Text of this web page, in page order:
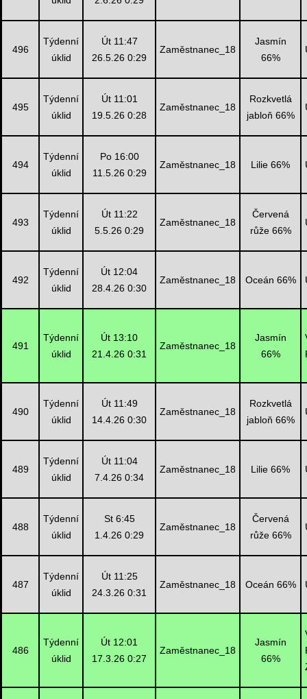
496
Týdenní
úklid
Út 11:47
26.5.26 0:29
Zaměstnanec_18
Jasmín
66%
495
Týdenní
úklid
Út 11:01
19.5.26 0:28
Zaměstnanec_18
Rozkvetlá
jabloň 66%
494
Týdenní
úklid
Po 16:00
11.5.26 0:29
Zaměstnanec_18 Lilie 66%
493
Týdenní
úklid
Út 11:22
5.5.26 0:29
Zaměstnanec_18
Červená
růže 66%
492
Týdenní
úklid
Út 12:04
28.4.26 0:30
Zaměstnanec_18 Oceán 66%
491
Týdenní
úklid
Út 13:10
21.4.26 0:31
Zaměstnanec_18
Jasmín
66%
490
Týdenní
úklid
Út 11:49
14.4.26 0:30
Zaměstnanec_18
Rozkvetlá
jabloň 66%
489
Týdenní
úklid
Út 11:04
7.4.26 0:34
Zaměstnanec_18 Lilie 66%
488
Týdenní
úklid
St 6:45
1.4.26 0:29
Zaměstnanec_18
Červená
růže 66%
487
Týdenní
úklid
Út 11:25
24.3.26 0:31
Zaměstnanec_18 Oceán 66%
486
Týdenní
úklid
Út 12:01
17.3.26 0:27
Zaměstnanec_18
Jasmín
66%